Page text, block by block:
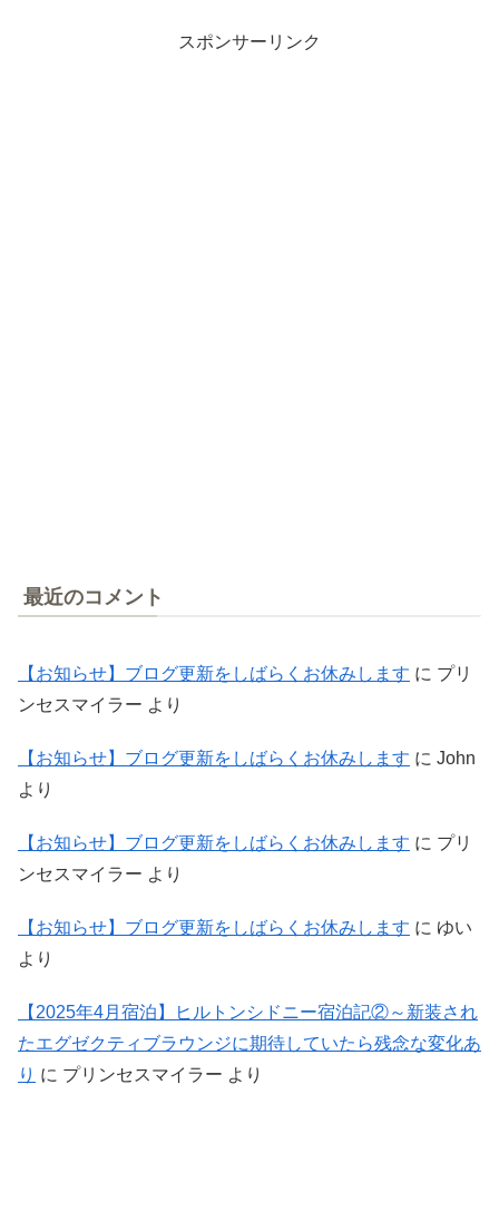
スポンサーリンク
最近のコメント
【お知らせ】ブログ更新をしばらくお休みします に プリ
ンセスマイラー より
【お知らせ】ブログ更新をしばらくお休みします に John
より
【お知らせ】ブログ更新をしばらくお休みします に プリ
ンセスマイラー より
【お知らせ】ブログ更新をしばらくお休みします に ゆい
より
【2025年4月宿泊】ヒルトンシドニー宿泊記②～新装され
たエグゼクティブラウンジに期待していたら残念な変化あ
り に プリンセスマイラー より